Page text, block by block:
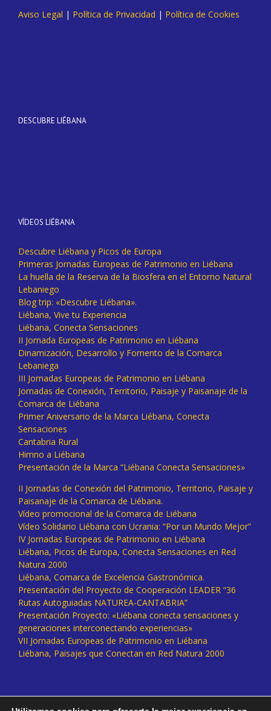
Aviso Legal | Política de Privacidad | Política de Cookies
DESCUBRE LIÉBANA
VÍDEOS LIÉBANA
Descubre Liébana y Picos de Europa
Primeras Jornadas Europeas de Patrimonio en Liébana
La huella de la Reserva de la Biosfera en el Entorno Natural
Lebaniego
Blog trip: «Descubre Liébana».
Liébana, Vive tu Experiencia
Liébana, Conecta Sensaciones
II Jornada Europeas de Patrimonio en Liébana
Dinamización, Desarrollo y Fomento de la Comarca
Lebaniega
III Jornadas Europeas de Patrimonio en Liébana
Jornadas de Conexión, Territorio, Paisaje y Paisanaje de la
Comarca de Liébana
Primer Aniversario de la Marca Liébana, Conecta
Sensaciones
Cantabria Rural
Himno a Liébana
Presentación de la Marca “Liébana Conecta Sensaciones»
II Jornadas de Conexión del Patrimonio, Territorio, Paisaje y
Paisanaje de la Comarca de Liébana.
Vídeo promocional de la Comarca de Liébana
Vídeo Solidario Liébana con Ucrania: “Por un Mundo Mejor”
IV Jornadas Europeas de Patrimonio en Liébana
Liébana, Picos de Europa, Conecta Sensaciones en Red
Natura 2000
Liébana, Comarca de Excelencia Gastronómica.
Presentación del Proyecto de Cooperación LEADER “36
Rutas Autoguiadas NATUREA-CANTABRIA”
Presentación Proyecto: «Liébana conecta sensaciones y
generaciones interconectando experiencias»
VII Jornadas Europeas de Patrimonio en Liébana
Liébana, Paisajes que Conectan en Red Natura 2000